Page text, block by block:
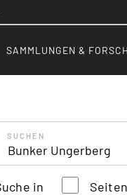
SAMMLUNGEN &
SUCHEN
in Seiten